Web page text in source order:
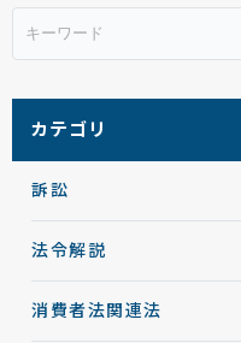
カテゴリ
訴訟
法令解説
消費者法関連法